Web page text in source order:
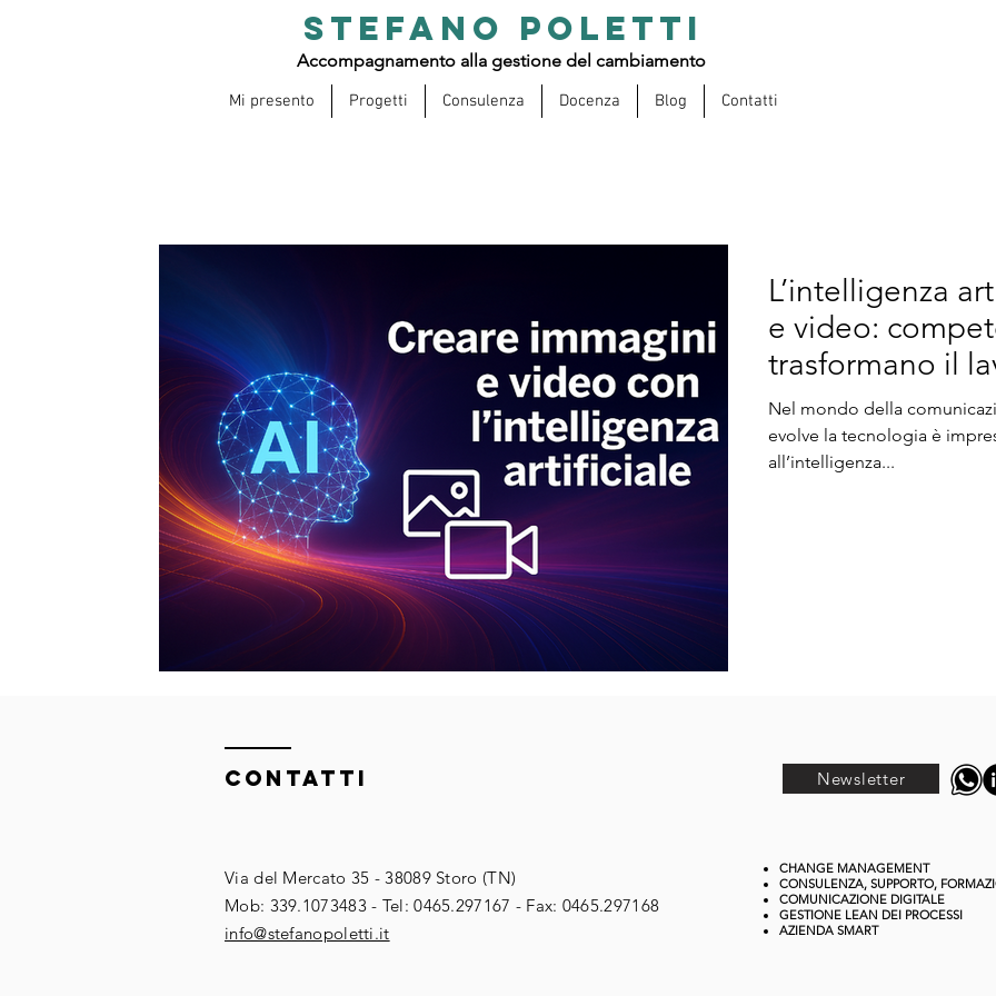
STEFANO POLETTI
Accompagnamento alla gestione del cambiamento
Mi presento Progetti Consulenza Docenza Blog Contatti
L’intelligenza
e video:
trasformano il
Nel mondo della
evolve la tecnologia è
all’intelligenza...
ContaTTI
Via del Mercato 35 - 38089 Storo (TN)
​​Mob: 339.1073483 - Tel: 0465.297167 - Fax: 0465.297168
​info@stefanopoletti.it
Newsletter
CHANGE MANAGEMENT
CONSULENZA, SUPPORTO,
COMUNICAZIONE DIGITALE
GESTIONE LEAN DEI PROCESSI
AZIENDA SMART